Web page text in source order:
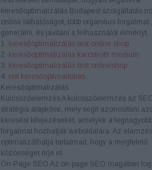
keresőoptimalizálás Budapest szolgáltatás
online láthatóságot, több organikus forgalmat
generálni, és javítani a felhasználói élményt.
1. keresőoptimalizálás test online shop
2. keresőoptimalizálás karcsiroth medium
3. keresőoptimalizálás test onlineshop
4. reit keresőoptimalitálás
Keresőoptimalizálás
KulcsszóelemzésA kulcsszóelemzés az
stratégia alapköve, mely segít azonosítani
keresési kifejezéseket, amelyek a legnagyobb
forgalmat hozhatják weboldalára. Az
optimalizálhatja tartalmait, hogy a megfelelő
közönséget érje el.
On-Page SEO Az on-page SEO magában